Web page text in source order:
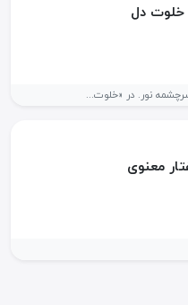
خلوت دل
نور. در «خلوت...
معنوی